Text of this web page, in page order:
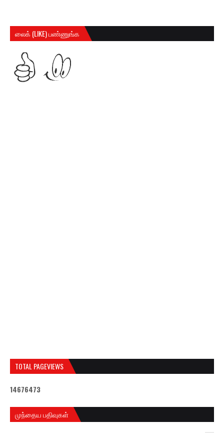
லைக் (LIKE) பண்ணுங்க
TOTAL PAGEVIEWS
14676473
முந்தைய பதிவுகள்